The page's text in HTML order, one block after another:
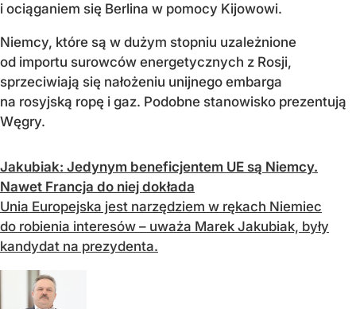
i ociąganiem się Berlina w pomocy Kijowowi.
Niemcy, które są w dużym stopniu uzależnione
od importu surowców energetycznych z Rosji,
sprzeciwiają się nałożeniu unijnego embarga
na rosyjską ropę i gaz. Podobne stanowisko prezentują
Węgry.
Jakubiak: Jedynym beneficjentem UE są Niemcy.
Nawet Francja do niej dokłada
Unia Europejska jest narzędziem w rękach Niemiec
do robienia interesów – uważa Marek Jakubiak, były
kandydat na prezydenta.